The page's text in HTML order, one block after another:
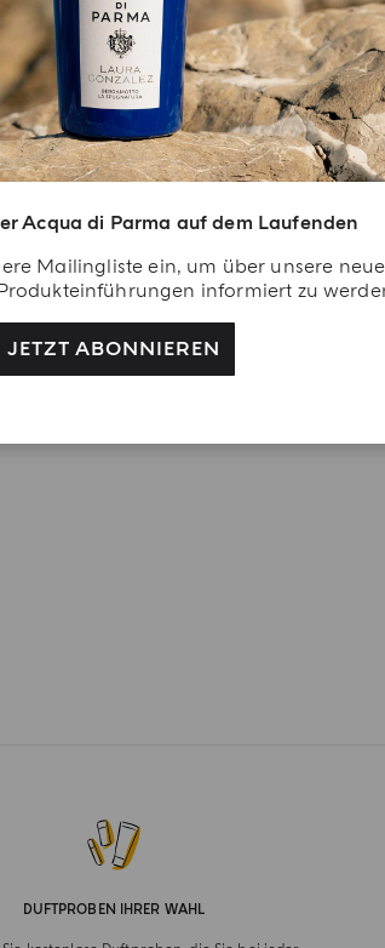
Acqua di Parma auf dem Laufenden
Mailingliste ein, um über unsere
informiert zu
JETZT ABONNIEREN
Ihr
DUFTPROBEN IHRER WAHL